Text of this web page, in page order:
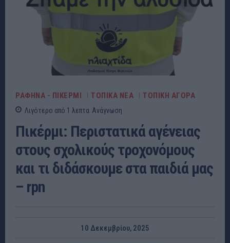
ΡΑΦΗΝΑ - ΠΙΚΕΡΜΙ ΤΟΠΙΚΑ ΝΕΑ ΤΟΠΙΚΗ ΑΓΟΡΑ
Λιγότερο από 1 λεπτα Ανάγνωση
Πικέρμι: Περιστατικά αγένειας
στους σχολικούς τροχονόμους
και τι διδάσκουμε στα παιδιά μας
– rpn
10 Δεκεμβρίου, 2025